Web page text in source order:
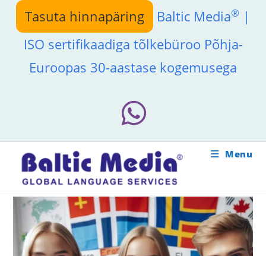
content
Tasuta hinnapäring Baltic Media® |
ISO sertifikaadiga tõlkebüroo Põhja-
Euroopas 30-aastase kogemusega
Menu